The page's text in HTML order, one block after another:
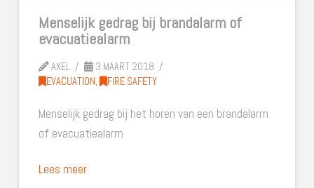
Menselijk gedrag bij brandalarm of
evacuatiealarm
AXEL
3 MAART 2018
EVACUATION, FIRE SAFETY
Menselijk gedrag bij het horen van een brandalarm
of evacuatiealarm
Lees meer